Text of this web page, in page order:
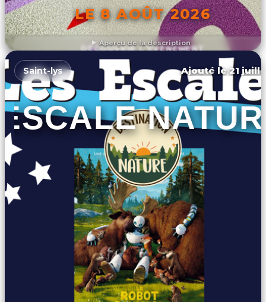
Aperçu de la description
LE 8 AOÛT 2026
DÉCOUVRIR L'ÉVÉNEMENT
Saint-lys Ajouté le 21